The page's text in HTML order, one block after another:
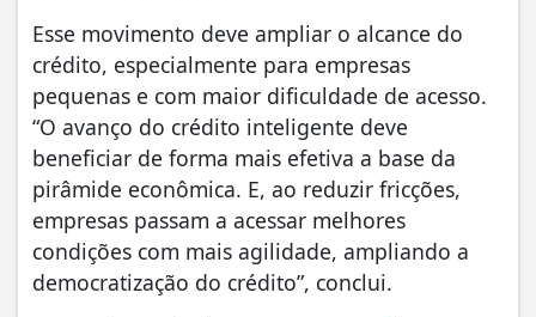
Esse movimento deve ampliar o alcance do
crédito, especialmente para empresas
pequenas e com maior dificuldade de acesso.
“O avanço do crédito inteligente deve
beneficiar de forma mais efetiva a base da
pirâmide econômica. E, ao reduzir fricções,
empresas passam a acessar melhores
condições com mais agilidade, ampliando a
democratização do crédito”, conclui.